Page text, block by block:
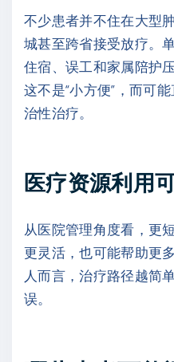
不少患者并不住在大型
城甚至跨省接受放疗。
住宿、误工和家属陪护
这不是“小方便”，而可
治性治疗。
医疗资源利用
从医院管理角度看，更
更灵活，也可能帮助更
人而言，治疗路径越简
误。